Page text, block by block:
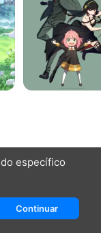
específico
Continuar